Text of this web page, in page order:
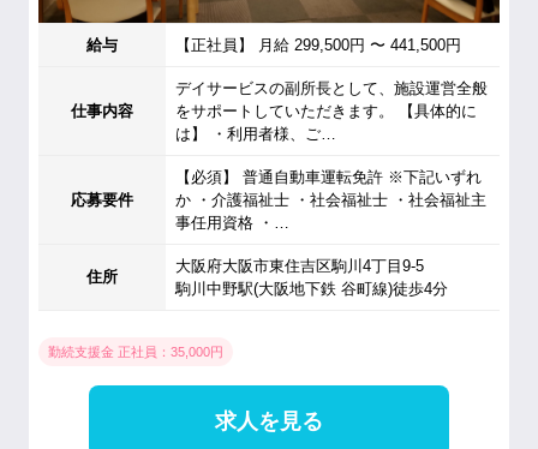
給与 【正社員】 月給 299,500円 〜 441,500円
仕事内容
デイサービスの副所長として、施設運営全般
をサポートしていただきます。 【具体的に
は】 ・利用者様、ご…
応募要件
【必須】 普通自動車運転免許 ※下記いずれ
か ・介護福祉士 ・社会福祉士 ・社会福祉主
事任用資格 ・…
住所
大阪府大阪市東住吉区駒川4丁目9-5
駒川中野駅(大阪地下鉄 谷町線)徒歩4分
勤続支援金 正社員：35,000円
求人を見る